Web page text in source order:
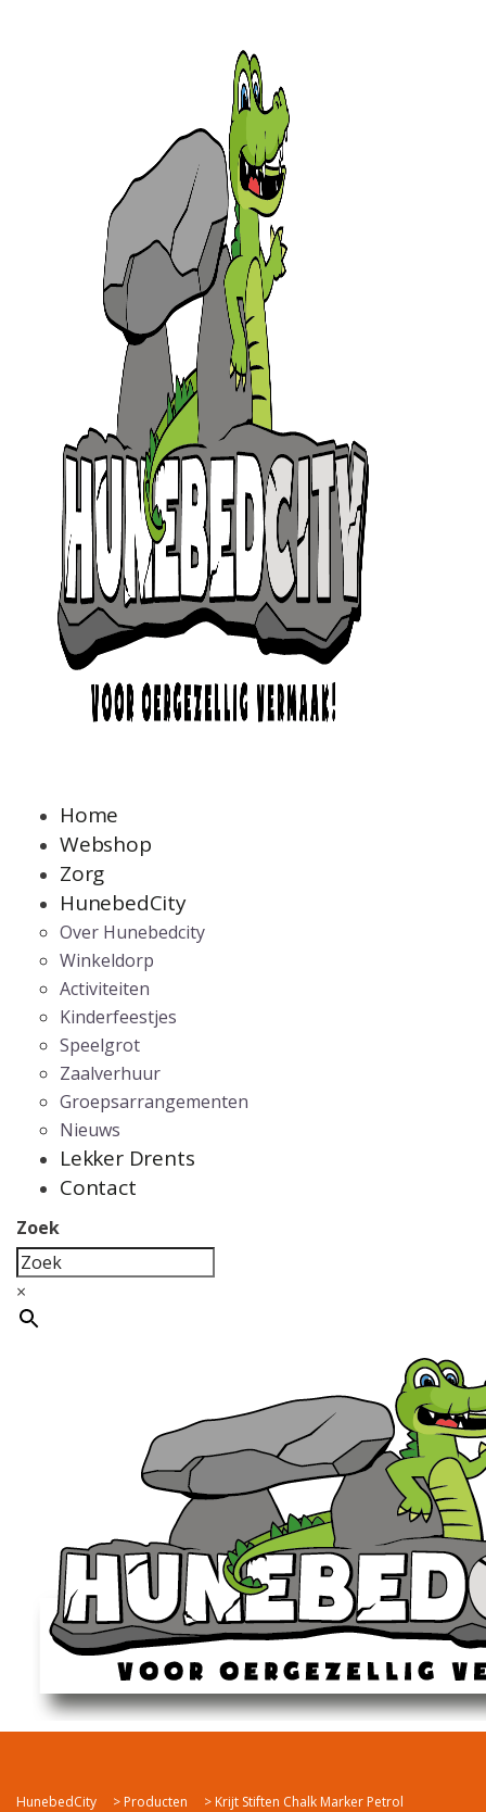
Home
Webshop
Zorg
HunebedCity
Over Hunebedcity
Winkeldorp
Activiteiten
Kinderfeestjes
Speelgrot
Zaalverhuur
Groepsarrangementen
Nieuws
Lekker Drents
Contact
Zoek
×
HunebedCity > Producten > Krijt Stiften Chalk Marker Petrol